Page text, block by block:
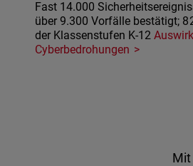
Fast 14.000
über 9.300 Vorfälle bestätigt;
der Klassenstufen K-12
Cyberbedrohungen
Mit